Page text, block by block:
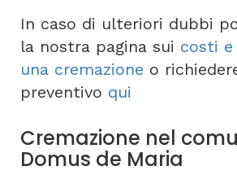
In caso di ulteriori dubbi
la nostra pagina sui costi
una cremazione o
preventivo qui
Cremazione nel
Domus de Maria